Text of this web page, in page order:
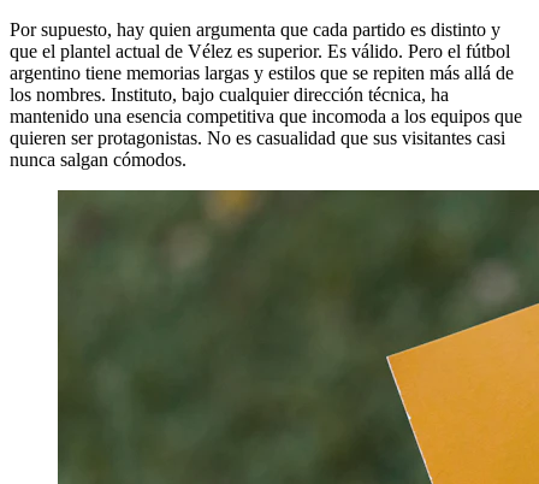
Por supuesto, hay quien argumenta que cada partido es distinto y
que el plantel actual de Vélez es superior. Es válido. Pero el fútbol
argentino tiene memorias largas y estilos que se repiten más allá de
los nombres. Instituto, bajo cualquier dirección técnica, ha
mantenido una esencia competitiva que incomoda a los equipos que
quieren ser protagonistas. No es casualidad que sus visitantes casi
nunca salgan cómodos.